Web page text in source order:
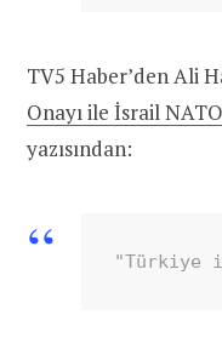
TV5 Haber’den Ali
Onayı ile İsrail
yazısından:
"Türkiye